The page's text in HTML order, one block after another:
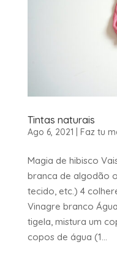
Tintas naturais
Ago 6, 2021 Faz tu
Magia de hibisco
branca de algodão
tecido, etc.) 4
Vinagre branco
tigela, mistura um
copos de água (1...